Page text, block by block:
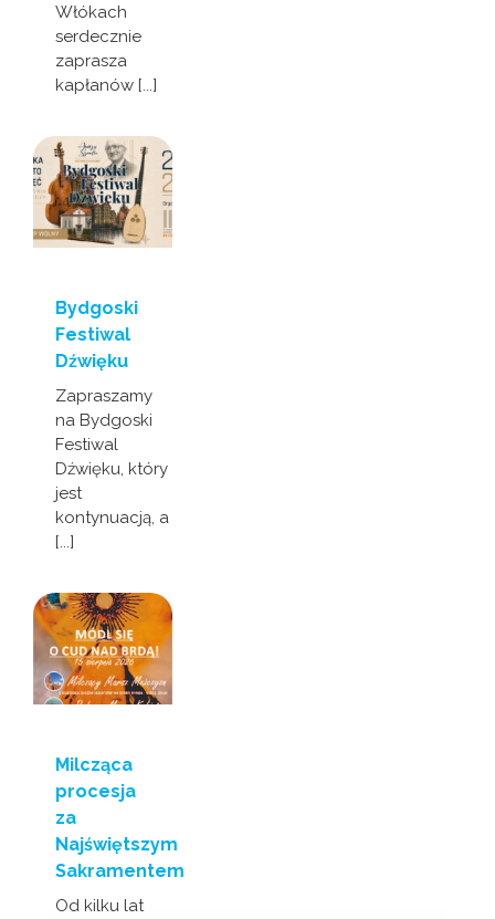
Włókach
serdecznie
zaprasza
kapłanów [...]
Bydgoski
Festiwal
Dźwięku
Zapraszamy
na Bydgoski
Festiwal
Dźwięku, który
jest
kontynuacją, a
[...]
Milcząca
procesja
za
Najświętszym
Sakramentem
Od kilku lat